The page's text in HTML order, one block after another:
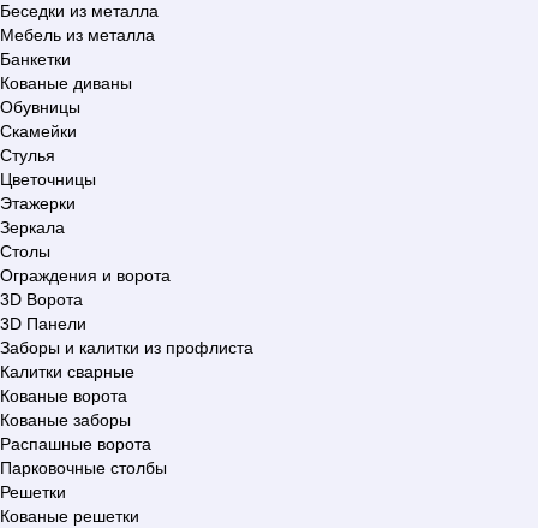
Беседки из металла
Мебель из металла
Банкетки
Кованые диваны
Обувницы
Скамейки
Стулья
Цветочницы
Этажерки
Зеркала
Столы
Ограждения и ворота
3D Ворота
3D Панели
Заборы и калитки из профлиста
Калитки сварные
Кованые ворота
Кованые заборы
Распашные ворота
Парковочные столбы
Решетки
Кованые решетки